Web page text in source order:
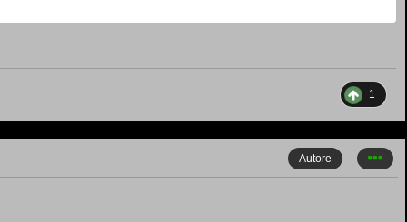
1
Autore